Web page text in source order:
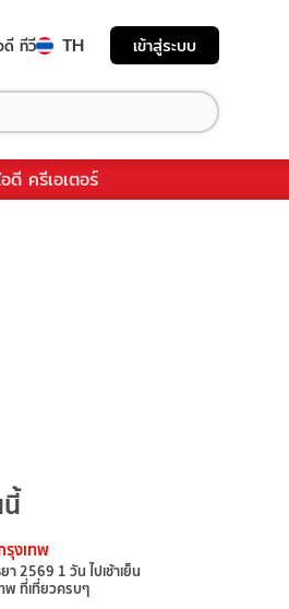
ดี ทีวี TH เข้าสู่ระบบ
ดี ครีเอเตอร์
รุงเทพ
2569 1 วัน ไปเช้าเย็น
พ ที่เที่ยวครบๆ